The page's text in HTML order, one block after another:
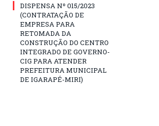
DISPENSA Nº 015/2023
(CONTRATAÇÃO DE
EMPRESA PARA
RETOMADA DA
CONSTRUÇÃO DO CENTRO
INTEGRADO DE GOVERNO-
CIG PARA ATENDER
PREFEITURA MUNICIPAL
DE IGARAPÉ-MIRI)